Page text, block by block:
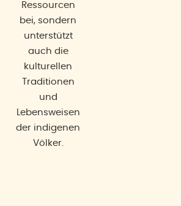
Ressourcen
bei, sondern
unterstützt
auch die
kulturellen
Traditionen
und
Lebensweisen
der indigenen
Völker.